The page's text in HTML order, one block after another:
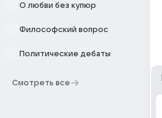
О любви без купюр
Философский вопрос
Политические дебаты
Смотреть все